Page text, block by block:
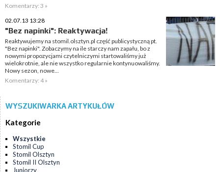
Komentarzy: 3 »
02.07.13 13:28
"Bez napinki": Reaktywacja!
Reaktywujemy na stomil.olsztyn.pl część publicystyczną pt.
"Bez napinki". Zobaczymy na ile starczy nam zapału, bo z
nowymi propozycjami czytelniczymi startowaliśmy już
wielokrotnie, ale nie wszystko regularnie kontynuowaliśmy.
Nowy sezon, nowe...
Komentarzy: 4 »
WYSZUKIWARKA ARTYKUŁÓW
Kategorie
Wszystkie
Stomil Cup
Stomil Olsztyn
Stomil II Olsztyn
Juniorzy